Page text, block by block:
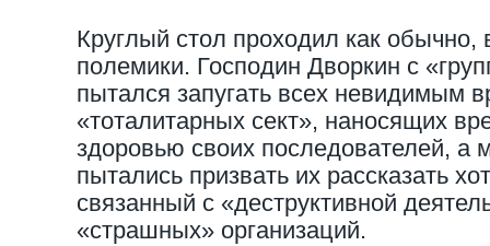
Круглый стол проходил как
полемики. Господин Дворкин с
пытался запугать всех невидимым
«тоталитарных сект», наносящих
здоровью своих последователей, а
пытались призвать их рассказать
связанный с «деструктивной
«страшных» организаций.